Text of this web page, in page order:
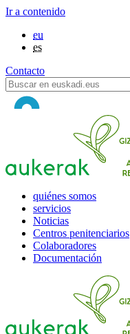
Ir a contenido
eu
es
Contacto
quiénes somos
servicios
Noticias
Centros penitenciarios
Colaboradores
Documentación